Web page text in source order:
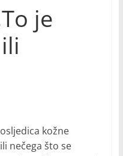
je
kožne
nečega što se